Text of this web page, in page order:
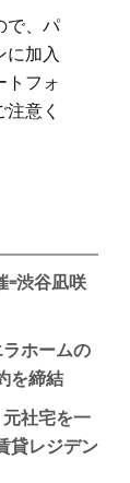
で、パ
加入
トフォ
意く
=渋谷凪咲
ホームの
を締結
社宅を一
貸レジデン